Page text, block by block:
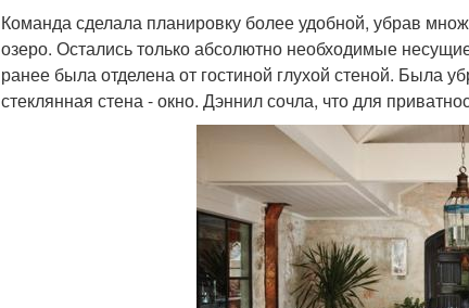
Команда сделала планировку более удобной, убрав
озеро. Остались только абсолютно необходимые
ранее была отделена от гостиной глухой стеной. Была
стеклянная стена - окно. Дэннил сочла, что для